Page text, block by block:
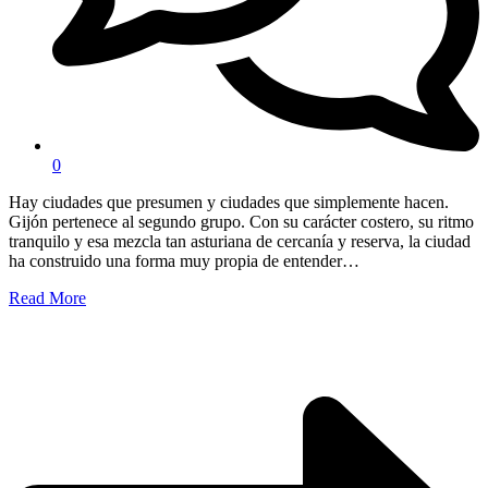
0
Hay ciudades que presumen y ciudades que simplemente hacen.
Gijón pertenece al segundo grupo. Con su carácter costero, su ritmo
tranquilo y esa mezcla tan asturiana de cercanía y reserva, la ciudad
ha construido una forma muy propia de entender…
Read More